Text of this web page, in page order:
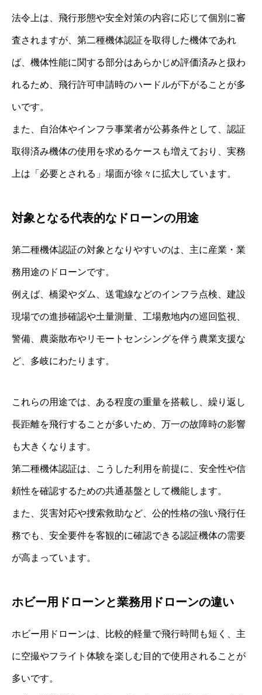
法令上は、飛行形態や安全対策の内容に応じて個別に審
査されますが、第二種機体認証を取得した機体であれ
ば、機体性能に関する部分はあらかじめ評価済みと扱わ
れるため、飛行許可申請時のハードルが下がることが多
いです。
また、自治体やインフラ事業者が公募条件として、認証
取得済み機体の使用を求めるケースも増えており、実務
上は「必要とされる」場面が徐々に拡大しています。
対象となる代表的なドローンの用途
第二種機体認証の対象となりやすいのは、主に産業・業
務用途のドローンです。
例えば、橋梁やダム、送電線などのインフラ点検、建設
現場での進捗確認や土量測量、工場敷地内の巡回監視、
警備、農薬散布やリモートセンシングを伴う農業支援な
ど、多岐にわたります。
これらの用途では、ある程度の重量を搭載し、繰り返し
長距離を飛行することが多いため、万一の故障時の影響
も大きくなります。
第二種機体認証は、こうした利用を前提に、安全性や信
頼性を確認するための共通基盤として機能します。
また、災害対応や捜索救助など、公的性格の強い飛行任
務でも、安全要件を客観的に確認できる認証機体の需要
が高まっています。
ホビー用ドローンと業務用ドローンの違い
ホビー用ドローンは、比較的軽量で飛行時間も短く、主
に空撮やフライト体験を楽しむ目的で使用されることが
多いです。